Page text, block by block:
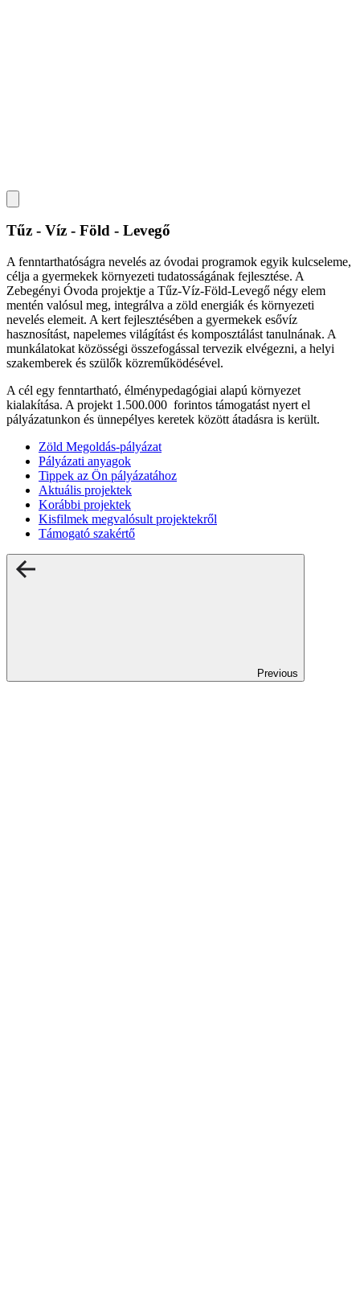
Tűz - Víz - Föld - Levegő
A fenntarthatóságra nevelés az óvodai programok egyik kulcseleme,
célja a gyermekek környezeti tudatosságának fejlesztése. A
Zebegényi Óvoda projektje a Tűz-Víz-Föld-Levegő négy elem
mentén valósul meg, integrálva a zöld energiák és környezeti
nevelés elemeit. A kert fejlesztésében a gyermekek esővíz
hasznosítást, napelemes világítást és komposztálást tanulnának. A
munkálatokat közösségi összefogással tervezik elvégezni, a helyi
szakemberek és szülők közreműködésével.
A cél egy fenntartható, élménypedagógiai alapú környezet
kialakítása. A projekt 1.500.000 forintos támogatást nyert el
pályázatunkon és ünnepélyes keretek között átadásra is került.
Zöld Megoldás-pályázat
Pályázati anyagok
Tippek az Ön pályázatához
Aktuális projektek
Korábbi projektek
Kisfilmek megvalósult projektekről
Támogató szakértő
Previous